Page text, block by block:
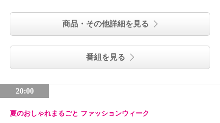
商品・その他詳細を見る
番組を見る
20:00
夏のおしゃれまるごと ファッションウィーク